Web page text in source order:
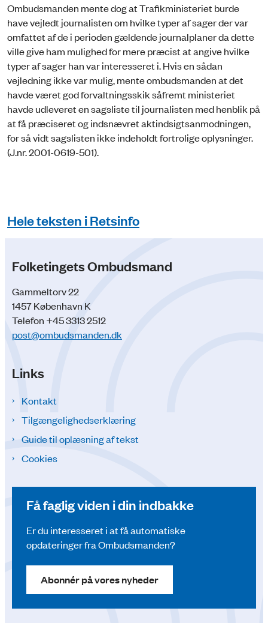
Ombudsmanden mente dog at Trafikministeriet burde
have vejledt journalisten om hvilke typer af sager der var
omfattet af de i perioden gældende journalplaner da dette
ville give ham mulighed for mere præcist at angive hvilke
typer af sager han var interesseret i. Hvis en sådan
vejledning ikke var mulig, mente ombudsmanden at det
havde været god forvaltningsskik såfremt ministeriet
havde udleveret en sagsliste til journalisten med henblik på
at få præciseret og indsnævret aktindsigtsanmodningen,
for så vidt sagslisten ikke indeholdt fortrolige oplysninger.
(J.nr. 2001-0619-501).
Hele teksten i Retsinfo
Folketingets Ombudsmand
Gammeltorv 22
1457 København K
Telefon +45 3313 2512
post@ombudsmanden.dk
Links
Kontakt
Tilgængelighedserklæring
Guide til oplæsning af tekst
Cookies
Få faglig viden i din indbakke
Er du interesseret i at få automatiske
opdateringer fra Ombudsmanden?
Abonnér på vores nyheder